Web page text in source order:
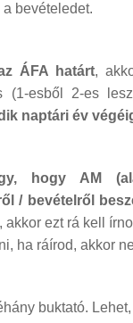
bevételedet.
ÁFA határt,
(1-esből 2-es
naptári év
hogy AM
/ bevételről
akkor ezt rá kell
ha ráírod, akkor
buktató.